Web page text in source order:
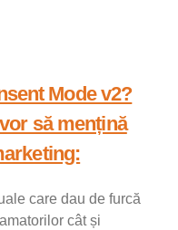
Mode v2?
să mențină
care dau de furcă
cât și